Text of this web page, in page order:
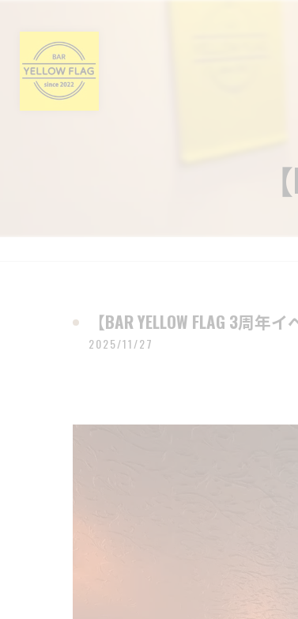
【BAR YELLOW FLAG 3周年イ
2025/11/27